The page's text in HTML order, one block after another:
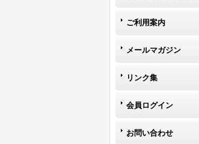
ご利用案内
メールマガジン
リンク集
会員ログイン
お問い合わせ